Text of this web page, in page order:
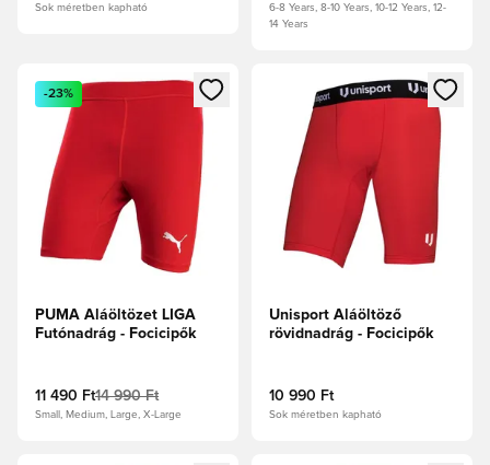
Sok méretben kapható
6-8 Years, 8-10 Years, 10-12 Years, 12-
14 Years
Megnyit egy modált a bejelentkezéshez vagy a tagként
-23%
PUMA Aláöltözet LIGA
Futónadrág - Focicipők
11 490 Ft14 990 Ft
Small, Medium, Large, X-Large
Megnyit egy modált a
Unisport Aláöltöző
rövidnadrág - Focicipők
10 990 Ft
Sok méretben kapható